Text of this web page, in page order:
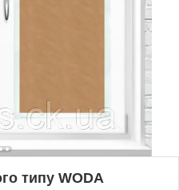
типу WODA